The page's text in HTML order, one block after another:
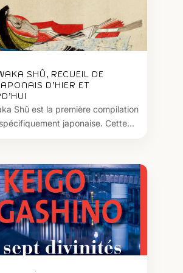
SHÛ, RECUEIL DE
D’HIER ET
Shû est la première compilation
japonaise. Cette...